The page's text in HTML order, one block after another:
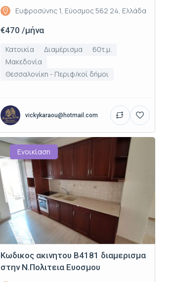
Ευφροσύνης 1, Εύοσμος 562 24, Ελλάδα
€470 /μήνα
Κατοικία Διαμέρισμα
60τ.μ.
Μακεδονία
Θεσσαλονίκη - Περιφ/κοί δήμοι
vickykaraou@hotmail.com
Ενοικίαση
Κωδικος ακινητου Β4181 διαμερισμα
στην Ν.Πολιτεια Ευοσμου